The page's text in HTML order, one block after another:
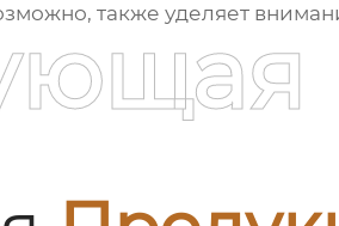
также уделяет